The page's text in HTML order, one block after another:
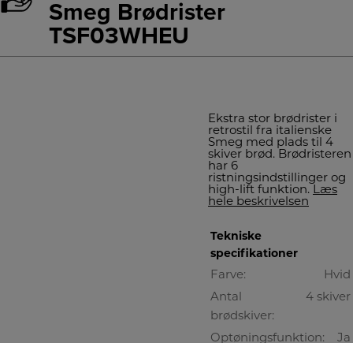
Smeg Brødrister
TSF03WHEU
Ekstra stor brødrister i
retrostil fra italienske
Smeg med plads til 4
skiver brød. Brødristeren
har 6
ristningsindstillinger og
high-lift funktion. Læs
hele beskrivelsen
Tekniske
specifikationer
Farve:
Hvid
Antal
brødskiver:
4 skiver
Optøningsfunktion:
Ja